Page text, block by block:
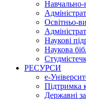
Навчально-
Освітньо-
Наукові
Наукова
РЕСУРСИ
е-
Підтримка
Державні